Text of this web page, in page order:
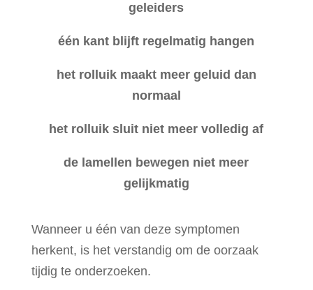
geleiders
één kant blijft regelmatig hangen
het rolluik maakt meer geluid dan
normaal
het rolluik sluit niet meer volledig af
de lamellen bewegen niet meer
gelijkmatig
Wanneer u één van deze symptomen
herkent, is het verstandig om de oorzaak
tijdig te onderzoeken.